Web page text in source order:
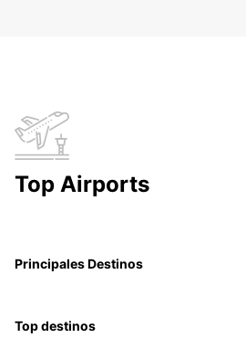
Top Airports
Principales Destinos
Top destinos